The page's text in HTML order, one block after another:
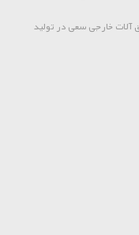
آلات خارجی سعی در تولید